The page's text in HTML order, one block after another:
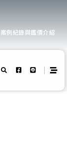
案例紀錄與鑑價介紹